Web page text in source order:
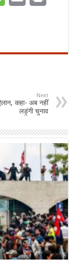
Next
कहा- अब नहीं
लड़ुंगी चुनाव